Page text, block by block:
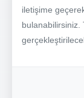
iletişime
bulanabilirsiniz.